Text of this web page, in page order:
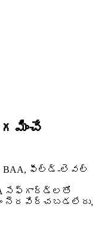
BAA, ఫీల్డ్-లెవల్
సేఫ్‌గార్డ్‌లతో
నెరవేర్చబడలేదు,